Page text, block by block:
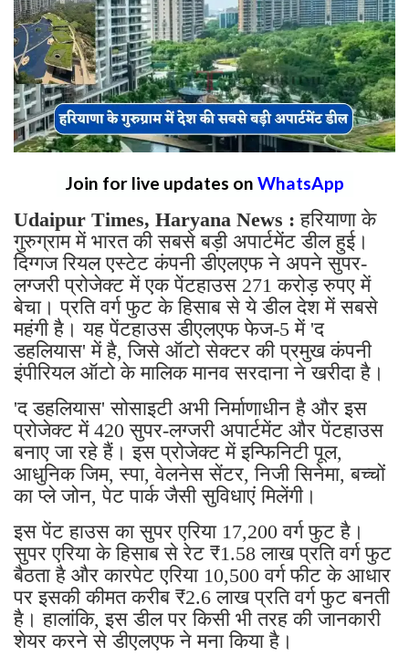
Join for live updates on WhatsApp
Udaipur Times, Haryana News :हरियाणा के
गुरुग्राम में भारत की सबसे बड़ी अपार्टमेंट डील हुई।
दिग्गज रियल एस्टेट कंपनी डीएलएफ ने अपने सुपर-
लग्जरी प्रोजेक्ट में एक पेंटहाउस 271 करोड़ रुपए में
बेचा। प्रति वर्ग फुट के हिसाब से ये डील देश में सबसे
महंगी है। यह पेंटहाउस डीएलएफ फेज-5 में 'द
डहलियास' में है, जिसे ऑटो सेक्टर की प्रमुख कंपनी
इंपीरियल ऑटो के मालिक मानव सरदाना ने खरीदा है।
'द डहलियास' सोसाइटी अभी निर्माणाधीन है और इस
प्रोजेक्ट में 420 सुपर-लग्जरी अपार्टमेंट और पेंटहाउस
बनाए जा रहे हैं। इस प्रोजेक्ट में इन्फिनिटी पूल,
आधुनिक जिम, स्पा, वेलनेस सेंटर, निजी सिनेमा, बच्चों
का प्ले जोन, पेट पार्क जैसी सुविधाएं मिलेंगी।
इस पेंट हाउस का सुपर एरिया 17,200 वर्ग फुट है।
सुपर एरिया के हिसाब से रेट ₹1.58 लाख प्रति वर्ग फुट
बैठता है और कारपेट एरिया 10,500 वर्ग फीट के आधार
पर इसकी कीमत करीब ₹2.6 लाख प्रति वर्ग फुट बनती
है। हालांकि, इस डील पर किसी भी तरह की जानकारी
शेयर करने से डीएलएफ ने मना किया है।